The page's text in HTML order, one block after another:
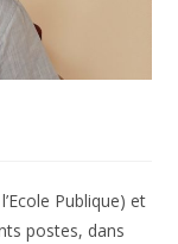
Publique) et
postes, dans